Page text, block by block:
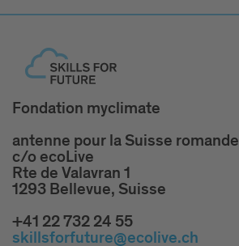
Fondation myclimate
antenne pour la Suisse romande
c/o ecoLive
Rte de Valavran 1
1293 Bellevue, Suisse
+41 22 732 24 55
skillsforfuture@ecolive.ch